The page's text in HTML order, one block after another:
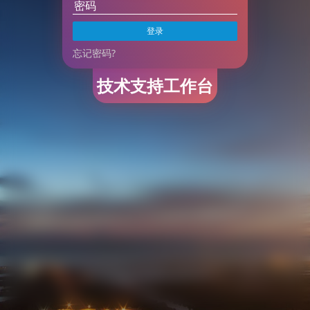
登录
忘记密码?
技术支持工作台